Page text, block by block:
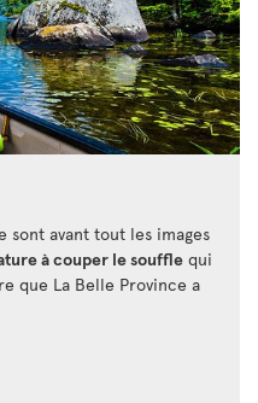
sont avant tout les images
à couper le souffle qui
que La Belle Province a